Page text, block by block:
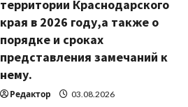
территории Краснодарского
края в 2026 году,а также о
порядке и сроках
представления замечаний к
нему.
Редактор 03.08.2026